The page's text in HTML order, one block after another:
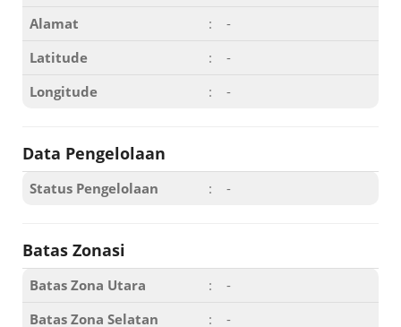
Alamat :
-
Latitude
:
-
Longitude
: -
Data Pengelolaan
Status Pengelolaan : -
Batas Zonasi
Batas Zona Utara :
-
Batas Zona Selatan
:
-